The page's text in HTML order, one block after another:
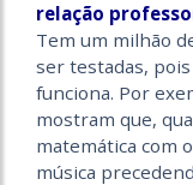
relação
Tem um milhão
ser testadas,
funciona. Por
mostram que,
matemática com
música